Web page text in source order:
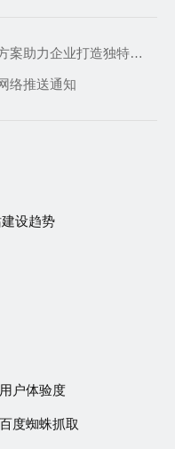
成都定制化网站建设解决方案助力企业打造独特网络品牌形象
络推送通知
设趋势
户体验度
度蜘蛛抓取